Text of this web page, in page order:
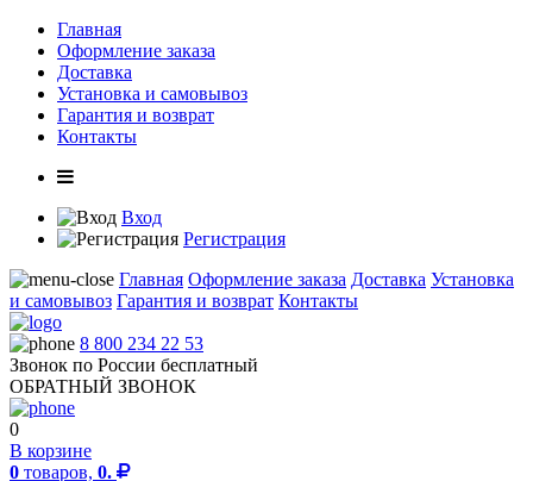
Главная
Оформление заказа
Доставка
Установка и самовывоз
Гарантия и возврат
Контакты
Вход
Регистрация
Главная Оформление заказа Доставка Установка
и самовывоз Гарантия и возврат Контакты
8 800 234 22 53
Звонок по России бесплатный
ОБРАТНЫЙ ЗВОНОК
0
В корзине
0 товаров, 0.